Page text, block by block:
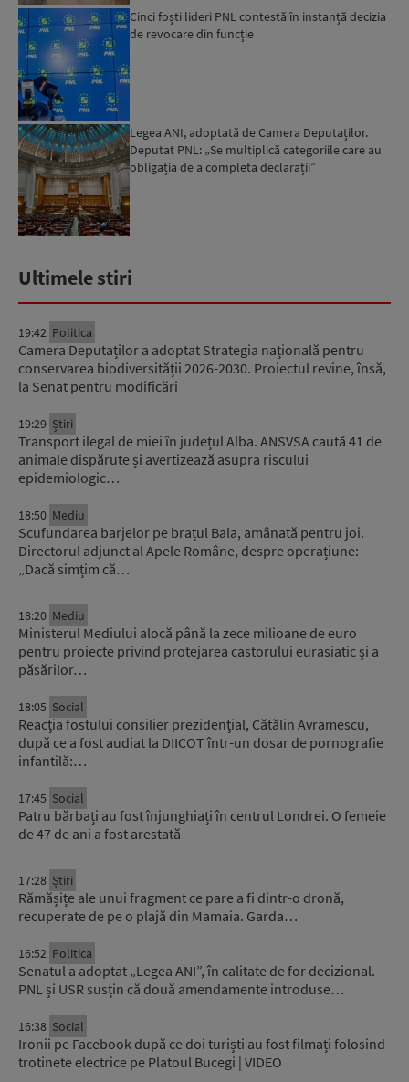
Cinci foști lideri PNL contestă în instanță decizia
de revocare din funcție
Legea ANI, adoptată de Camera Deputaților.
Deputat PNL: „Se multiplică categoriile care au
obligația de a completa declarații”
Ultimele stiri
19:42 Politica
Camera Deputaților a adoptat Strategia națională pentru
conservarea biodiversității 2026-2030. Proiectul revine, însă,
la Senat pentru modificări
19:29 Știri
Transport ilegal de miei în județul Alba. ANSVSA caută 41 de
animale dispărute și avertizează asupra riscului
epidemiologic…
18:50 Mediu
Scufundarea barjelor pe brațul Bala, amânată pentru joi.
Directorul adjunct al Apele Române, despre operațiune:
„Dacă simțim că…
18:20 Mediu
Ministerul Mediului alocă până la zece milioane de euro
pentru proiecte privind protejarea castorului eurasiatic și a
păsărilor…
18:05 Social
Reacția fostului consilier prezidențial, Cătălin Avramescu,
după ce a fost audiat la DIICOT într-un dosar de pornografie
infantilă:…
17:45 Social
Patru bărbați au fost înjunghiați în centrul Londrei. O femeie
de 47 de ani a fost arestată
17:28 Știri
Rămășițe ale unui fragment ce pare a fi dintr-o dronă,
recuperate de pe o plajă din Mamaia. Garda…
16:52 Politica
Senatul a adoptat „Legea ANI”, în calitate de for decizional.
PNL și USR susțin că două amendamente introduse…
16:38 Social
Ironii pe Facebook după ce doi turiști au fost filmați folosind
trotinete electrice pe Platoul Bucegi | VIDEO